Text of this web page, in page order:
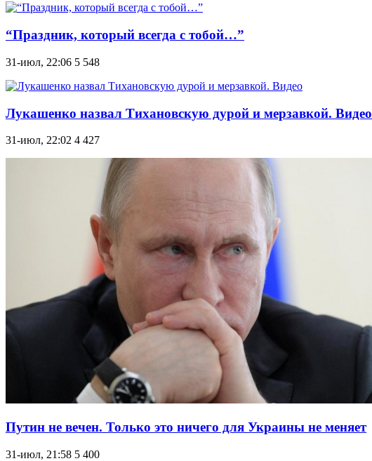
“Праздник, который всегда с тобой…”
31-июл, 22:06 5 548
Лукашенко назвал Тихановскую дурой и мерзавкой. Видео
31-июл, 22:02 4 427
Путин не вечен. Только это ничего для Украины не меняет
31-июл, 21:58 5 400